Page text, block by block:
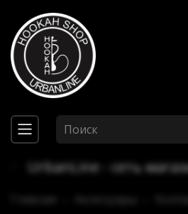
UrbanLine - сеть